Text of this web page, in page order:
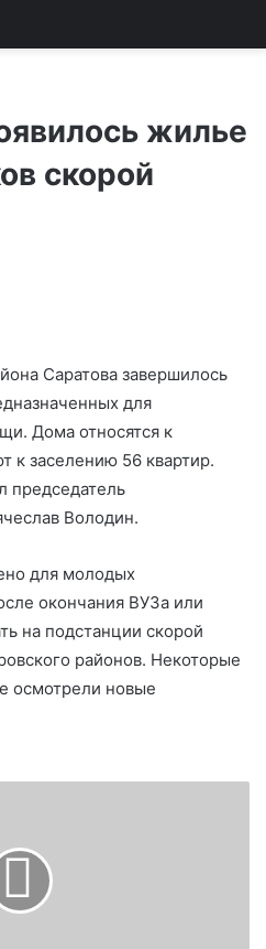
жилье
скорой
Саратова завершилось
для
Дома относятся к
к заселению 56 квартир.
председатель
Володин.
для молодых
окончания ВУЗа или
на подстанции скорой
районов. Некоторые
осмотрели новые